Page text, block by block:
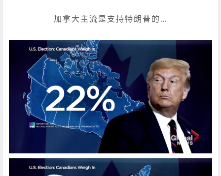
加拿大主流是支持特朗普的…